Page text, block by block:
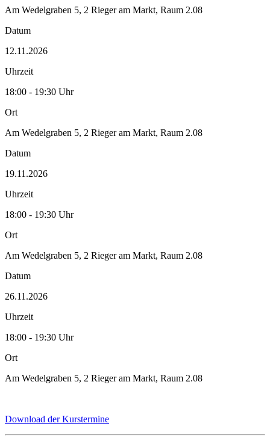
Am Wedelgraben 5, 2 Rieger am Markt, Raum 2.08
Datum
12.11.2026
Uhrzeit
18:00 - 19:30 Uhr
Ort
Am Wedelgraben 5, 2 Rieger am Markt, Raum 2.08
Datum
19.11.2026
Uhrzeit
18:00 - 19:30 Uhr
Ort
Am Wedelgraben 5, 2 Rieger am Markt, Raum 2.08
Datum
26.11.2026
Uhrzeit
18:00 - 19:30 Uhr
Ort
Am Wedelgraben 5, 2 Rieger am Markt, Raum 2.08
Download der Kurstermine